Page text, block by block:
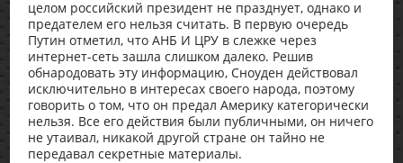
целом российский президент не празднует, однако и
предателем его нельзя считать. В первую очередь
Путин отметил, что АНБ И ЦРУ в слежке через
интернет-сеть зашла слишком далеко. Решив
обнародовать эту информацию, Сноуден действовал
исключительно в интересах своего народа, поэтому
говорить о том, что он предал Америку категорически
нельзя. Все его действия были публичными, он ничего
не утаивал, никакой другой стране он тайно не
передавал секретные материалы.